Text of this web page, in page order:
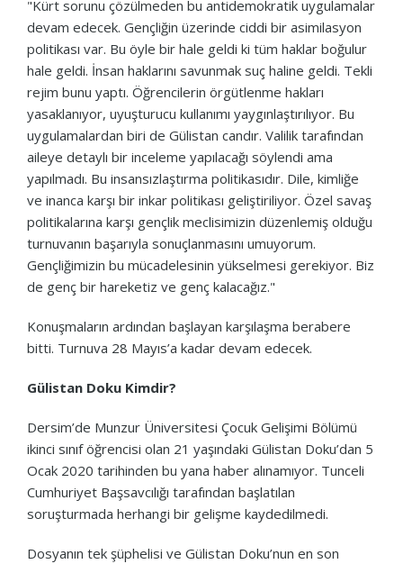
"Kürt sorunu çözülmeden bu antidemokratik uygulamalar
devam edecek. Gençliğin üzerinde ciddi bir asimilasyon
politikası var. Bu öyle bir hale geldi ki tüm haklar boğulur
hale geldi. İnsan haklarını savunmak suç haline geldi. Tekli
rejim bunu yaptı. Öğrencilerin örgütlenme hakları
yasaklanıyor, uyuşturucu kullanımı yaygınlaştırılıyor. Bu
uygulamalardan biri de Gülistan candır. Valilik tarafından
aileye detaylı bir inceleme yapılacağı söylendi ama
yapılmadı. Bu insansızlaştırma politikasıdır. Dile, kimliğe
ve inanca karşı bir inkar politikası geliştiriliyor. Özel savaş
politikalarına karşı gençlik meclisimizin düzenlemiş olduğu
turnuvanın başarıyla sonuçlanmasını umuyorum.
Gençliğimizin bu mücadelesinin yükselmesi gerekiyor. Biz
de genç bir hareketiz ve genç kalacağız."
Konuşmaların ardından başlayan karşılaşma berabere
bitti. Turnuva 28 Mayıs’a kadar devam edecek.
Gülistan Doku Kimdir?
Dersim’de Munzur Üniversitesi Çocuk Gelişimi Bölümü
ikinci sınıf öğrencisi olan 21 yaşındaki Gülistan Doku’dan 5
Ocak 2020 tarihinden bu yana haber alınamıyor. Tunceli
Cumhuriyet Başsavcılığı tarafından başlatılan
soruşturmada herhangi bir gelişme kaydedilmedi.
Dosyanın tek şüphelisi ve Gülistan Doku’nun en son